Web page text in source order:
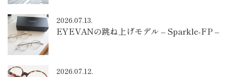
2026.07.13.
EYEVANの跳ね上げモデル – Sparkle-FP –
2026.07.12.